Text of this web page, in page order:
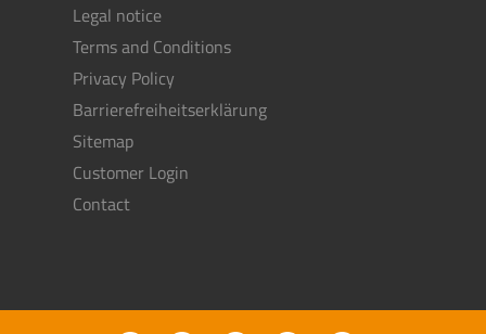
Legal notice
Terms and Conditions
Privacy Policy
Barrierefreiheitserklärung
Sitemap
Customer Login
Contact